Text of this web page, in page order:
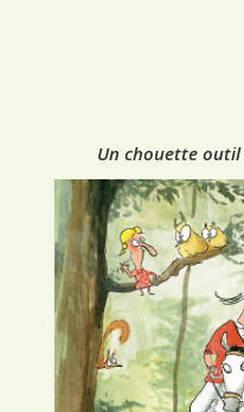
Un chouette